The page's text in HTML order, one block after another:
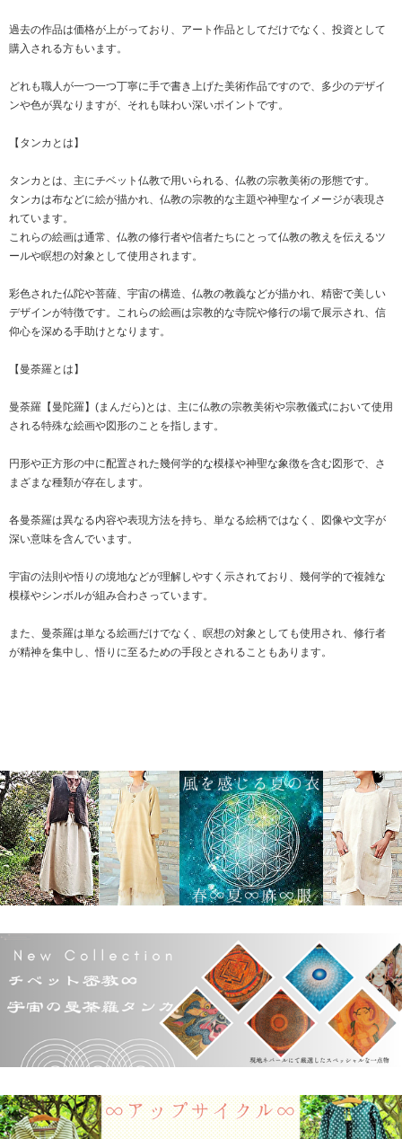
過去の作品は価格が上がっており、アート作品としてだけでなく、投資として
購入される方もいます。
どれも職人が一つ一つ丁寧に手で書き上げた美術作品ですので、多少のデザイ
ンや色が異なりますが、それも味わい深いポイントです。
【タンカとは】
タンカとは、主にチベット仏教で用いられる、仏教の宗教美術の形態です。
タンカは布などに絵が描かれ、仏教の宗教的な主題や神聖なイメージが表現さ
れています。
これらの絵画は通常、仏教の修行者や信者たちにとって仏教の教えを伝えるツ
ールや瞑想の対象として使用されます。
彩色された仏陀や菩薩、宇宙の構造、仏教の教義などが描かれ、精密で美しい
デザインが特徴です。これらの絵画は宗教的な寺院や修行の場で展示され、信
仰心を深める手助けとなります。
【曼荼羅とは】
曼荼羅【曼陀羅】(まんだら)とは、主に仏教の宗教美術や宗教儀式において使用
される特殊な絵画や図形のことを指します。
円形や正方形の中に配置された幾何学的な模様や神聖な象徴を含む図形で、さ
まざまな種類が存在します。
各曼荼羅は異なる内容や表現方法を持ち、単なる絵柄ではなく、図像や文字が
深い意味を含んでいます。
宇宙の法則や悟りの境地などが理解しやすく示されており、幾何学的で複雑な
模様やシンボルが組み合わさっています。
また、曼荼羅は単なる絵画だけでなく、瞑想の対象としても使用され、修行者
が精神を集中し、悟りに至るための手段とされることもあります。